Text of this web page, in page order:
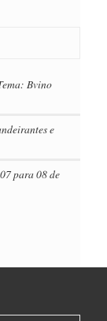
Bvino
e
para 08 de